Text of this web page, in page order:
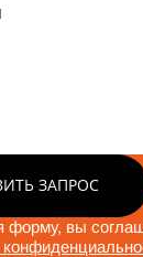
ЗАПРОС
форму, вы